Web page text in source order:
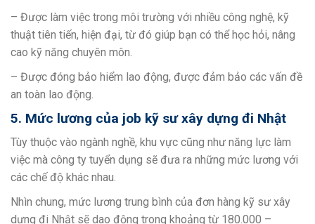
– Được làm việc trong môi trường với nhiều công nghệ, kỹ
thuật tiên tiến, hiện đại, từ đó giúp bạn có thể học hỏi, nâng
cao kỹ năng chuyên môn.
– Được đóng bảo hiểm lao động, được đảm bảo các vấn đề
an toàn lao động.
5. Mức lương của job kỹ sư xây dựng đi Nhật
Tùy thuộc vào ngành nghề, khu vực cũng như năng lực làm
việc mà công ty tuyển dụng sẽ đưa ra những mức lương với
các chế độ khác nhau.
Nhìn chung, mức lương trung bình của đơn hàng kỹ sư xây
dựng đi Nhật sẽ dao động trong khoảng từ 180.000 –